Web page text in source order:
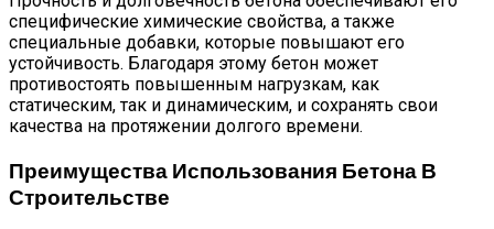
специфические химические свойства, а также
специальные добавки, которые повышают его
устойчивость. Благодаря этому бетон может
противостоять повышенным нагрузкам, как
статическим, так и динамическим, и сохранять свои
качества на протяжении долгого времени.
Преимущества Использования Бетона В
Строительстве